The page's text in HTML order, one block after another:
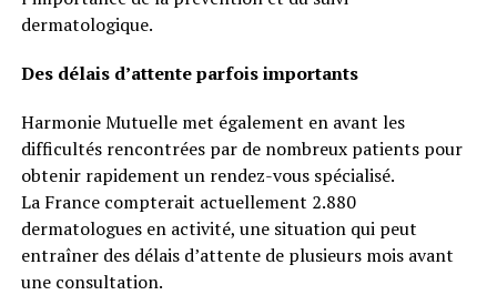
dermatologique.
Des délais d’attente parfois importants
Harmonie Mutuelle met également en avant les
difficultés rencontrées par de nombreux patients pour
obtenir rapidement un rendez-vous spécialisé.
La France compterait actuellement 2.880
dermatologues en activité, une situation qui peut
entraîner des délais d’attente de plusieurs mois avant
une consultation.